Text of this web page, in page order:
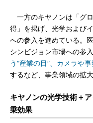
一方のキヤノンは「グ
得」を掲げ、光学および
への参入を進めている。
シンビジョン市場への参
う“産業の目”、カメラや
するなど、事業領域の拡
キヤノンの光学技術＋
乗効果